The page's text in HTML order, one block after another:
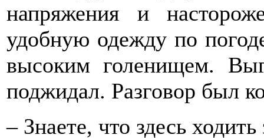
напряжения и
удобную одежду по
высоким голенищем.
поджидал. Разговор был
– Знаете, что здесь